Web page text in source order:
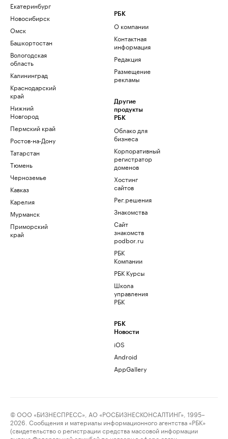
Екатеринбург
Новосибирск
Омск
Башкортостан
Вологодская
область
Калининград
Краснодарский
край
Нижний
Новгород
Пермский край
Ростов-на-Дону
Татарстан
Тюмень
Черноземье
Кавказ
Карелия
Мурманск
Приморский
край
РБК
О компании
Контактная
информация
Редакция
Размещение
рекламы
Другие
продукты
РБК
Облако для
бизнеса
Корпоративный
регистратор
доменов
Хостинг
сайтов
Рег.решения
Знакомства
Сайт
знакомств
podbor.ru
РБК
Компании
РБК Курсы
Школа
управления
РБК
РБК
Новости
iOS
Android
AppGallery
© ООО «БИЗНЕСПРЕСС», АО «РОСБИЗНЕСКОНСАЛТИНГ», 1995–
2026. Сообщения и материалы информационного агентства «РБК»
(свидетельство о регистрации средства массовой информации